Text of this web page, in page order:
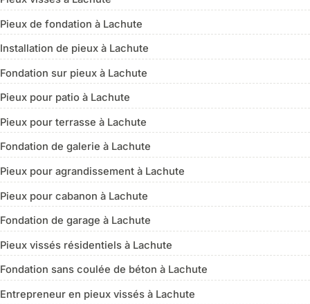
Pieux de fondation à Lachute
Installation de pieux à Lachute
Fondation sur pieux à Lachute
Pieux pour patio à Lachute
Pieux pour terrasse à Lachute
Fondation de galerie à Lachute
Pieux pour agrandissement à Lachute
Pieux pour cabanon à Lachute
Fondation de garage à Lachute
Pieux vissés résidentiels à Lachute
Fondation sans coulée de béton à Lachute
Entrepreneur en pieux vissés à Lachute